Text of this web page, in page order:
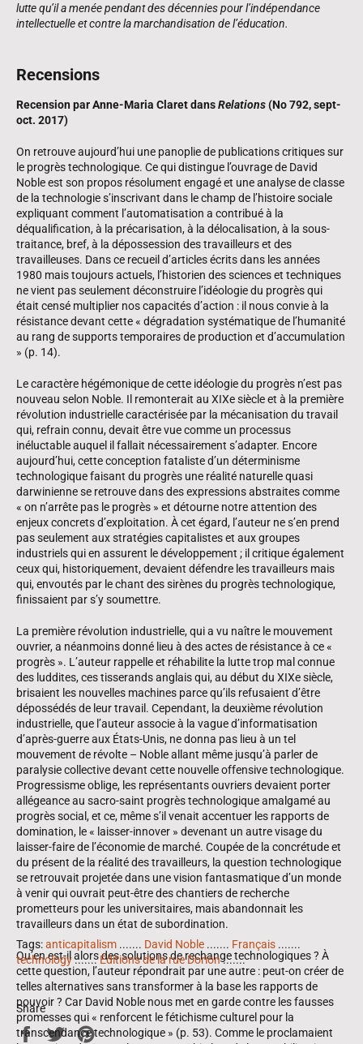
lutte qu’il a menée pendant des décennies pour l’indépendance
intellectuelle et contre la marchandisation de l’éducation.
Recensions
Recension par Anne-Maria Claret dansRelations(No 792, sept-
oct. 2017)
On retrouve aujourd’hui une panoplie de publications critiques sur
le progrès technologique. Ce qui distingue l’ouvrage de David
Noble est son propos résolument engagé et une analyse de classe
de la technologie s’inscrivant dans le champ de l’histoire sociale
expliquant comment l’automatisation a contribué à la
déqualification, à la précarisation, à la délocalisation, à la sous-
traitance, bref, à la dépossession des travailleurs et des
travailleuses. Dans ce recueil d’articles écrits dans les années
1980 mais toujours actuels, l’historien des sciences et techniques
ne vient pas seulement déconstruire l’idéologie du progrès qui
était censé multiplier nos capacités d’action : il nous convie à la
résistance devant cette « dégradation systématique de l’humanité
au rang de supports temporaires de production et d’accumulation
» (p. 14).
Le caractère hégémonique de cette idéologie du progrès n’est pas
nouveau selon Noble. Il remonterait au XIXe siècle et à la première
révolution industrielle caractérisée par la mécanisation du travail
qui, refrain connu, devait être vue comme un processus
inéluctable auquel il fallait nécessairement s’adapter. Encore
aujourd’hui, cette conception fataliste d’un déterminisme
technologique faisant du progrès une réalité naturelle quasi
darwinienne se retrouve dans des expressions abstraites comme
« on n’arrête pas le progrès » et détourne notre attention des
enjeux concrets d’exploitation. À cet égard, l’auteur ne s’en prend
pas seulement aux stratégies capitalistes et aux groupes
industriels qui en assurent le développement ; il critique également
ceux qui, historiquement, devaient défendre les travailleurs mais
qui, envoutés par le chant des sirènes du progrès technologique,
finissaient par s’y soumettre.
La première révolution industrielle, qui a vu naître le mouvement
ouvrier, a néanmoins donné lieu à des actes de résistance à ce «
progrès ». L’auteur rappelle et réhabilite la lutte trop mal connue
des luddites, ces tisserands anglais qui, au début du XIXe siècle,
brisaient les nouvelles machines parce qu’ils refusaient d’être
dépossédés de leur travail. Cependant, la deuxième révolution
industrielle, que l’auteur associe à la vague d’informatisation
d’après-guerre aux États-Unis, ne donna pas lieu à un tel
mouvement de révolte – Noble allant même jusqu’à parler de
paralysie collective devant cette nouvelle offensive technologique.
Progressisme oblige, les représentants ouvriers devaient porter
allégeance au sacro-saint progrès technologique amalgamé au
progrès social, et ce, même s’il venait accentuer les rapports de
domination, le « laisser-innover » devenant un autre visage du
laisser-faire de l’économie de marché. Coupée de la concrétude et
du présent de la réalité des travailleurs, la question technologique
se retrouvait projetée dans une vision fantasmatique d’un monde
à venir qui ouvrait peut-être des chantiers de recherche
prometteurs pour les universitaires, mais abandonnait les
travailleurs dans un état de subordination.
Qu’en est-il alors des solutions de rechange technologiques ? À
cette question, l’auteur répondrait par une autre : peut-on créer de
telles alternatives sans transformer à la base les rapports de
pouvoir ? Car David Noble nous met en garde contre les fausses
promesses qui « renforcent le fétichisme culturel pour la
transcendance technologique » (p. 53). Comme le proclamaient
Tags:anticapitalism ....... David Noble ....... Français .......
technology....... Éditions de la rue Dorion.......
Share
ShareTweetPin